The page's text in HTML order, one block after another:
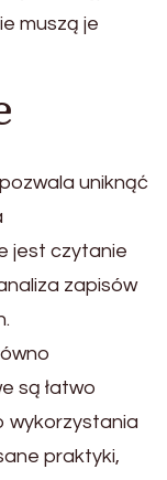
muszą je
uniknąć
jest czytanie
zapisów
są łatwo
wykorzystania
praktyki,